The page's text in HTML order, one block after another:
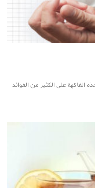
على الكثير من الفوائد